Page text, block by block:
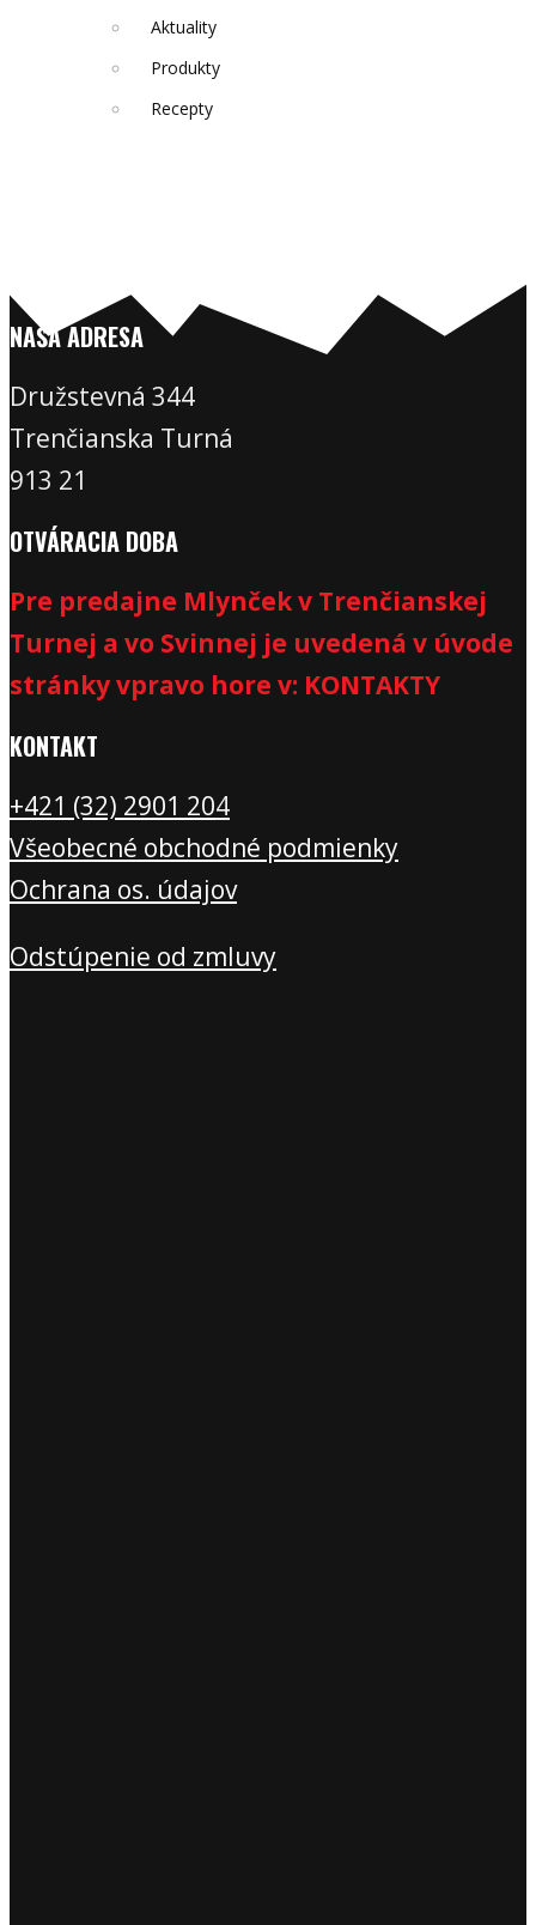
Aktuality
Produkty
Recepty
NAŠA ADRESA
Družstevná 344
Trenčianska Turná
913 21
OTVÁRACIA DOBA
Pre predajne Mlynček v Trenčianskej
Turnej a vo Svinnej je uvedená v úvode
stránky vpravo hore v: KONTAKTY
KONTAKT
+421 (32) 2901 204
Všeobecné obchodné podmienky
Ochrana os. údajov
Odstúpenie od zmluvy